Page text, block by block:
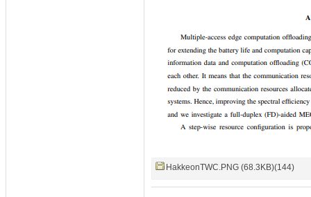
HakkeonTWC.PNG (68.3KB)(144)